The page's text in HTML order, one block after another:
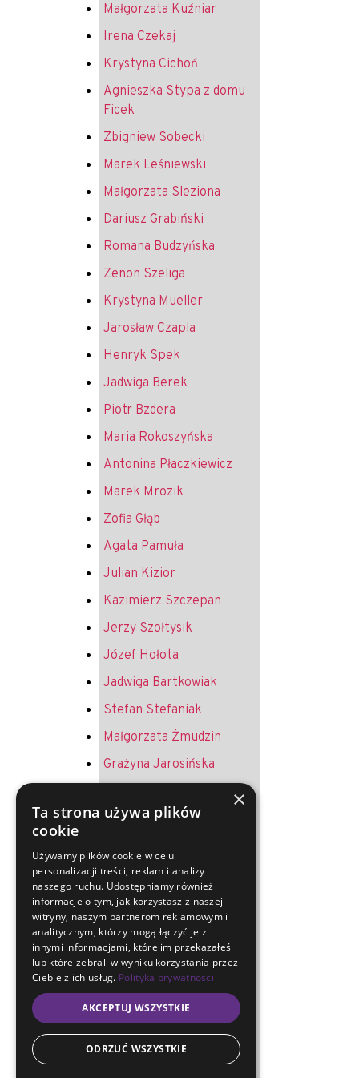
Małgorzata Kuźniar
Irena Czekaj
Krystyna Cichoń
Agnieszka Stypa z domu
Ficek
Zbigniew Sobecki
Marek Leśniewski
Małgorzata Sleziona
Dariusz Grabiński
Romana Budzyńska
Zenon Szeliga
Krystyna Mueller
Jarosław Czapla
Henryk Spek
Jadwiga Berek
Piotr Bzdera
Maria Rokoszyńska
Antonina Płaczkiewicz
Marek Mrozik
Zofia Głąb
Agata Pamuła
Julian Kizior
Kazimierz Szczepan
Jerzy Szołtysik
Józef Hołota
Jadwiga Bartkowiak
Stefan Stefaniak
Małgorzata Żmudzin
Grażyna Jarosińska
Andrzej Jureczek
Jerzy Oruba
Ryszard Merkel
Sławoj Kapitański
Arkadiusz Musialski
Maria Lewandowska
Mirosława Magryś-
Lukosek
Ewa Artymiuk
×
Ta strona używa plików
cookie
Używamy plików cookie w celu
personalizacji treści, reklam i analizy
naszego ruchu. Udostępniamy również
informacje o tym, jak korzystasz z naszej
witryny, naszym partnerom reklamowym i
analitycznym, którzy mogą łączyć je z
innymi informacjami, które im przekazałeś
lub które zebrali w wyniku korzystania przez
Ciebie z ich usług. Polityka prywatności
AKCEPTUJ WSZYSTKIE
ODRZUĆ WSZYSTKIE